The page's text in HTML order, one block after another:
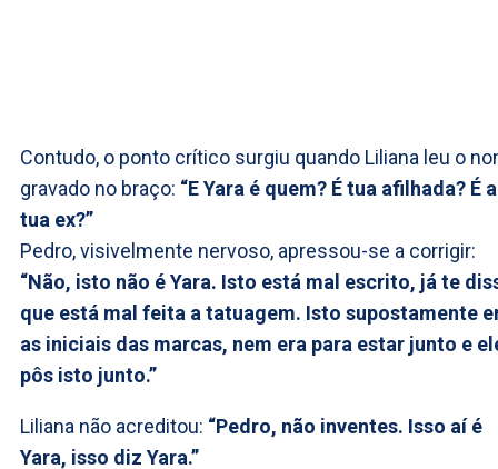
Contudo, o ponto crítico surgiu quando Liliana leu o
gravado no braço: “E Yara é quem? É tua afilhada? É a
tua ex?”
Pedro, visivelmente nervoso, apressou-se a corrigir:
“Não, isto não é Yara. Isto está mal escrito, já te
que está mal feita a tatuagem. Isto supostamente
as iniciais das marcas, nem era para estar junto e
pôs isto junto.”
Liliana não acreditou: “Pedro, não inventes. Isso aí é
Yara, isso diz Yara.”